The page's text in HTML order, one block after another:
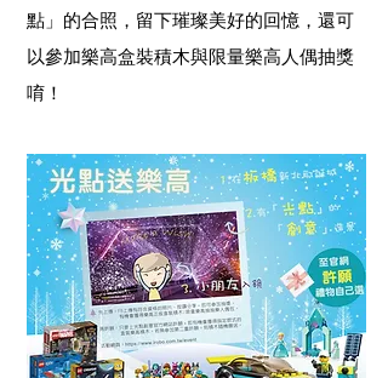
點」的合照，留下璀璨美好的回憶，還可
以參加樂高盒裝積木與限量樂高人偶抽獎
唷！